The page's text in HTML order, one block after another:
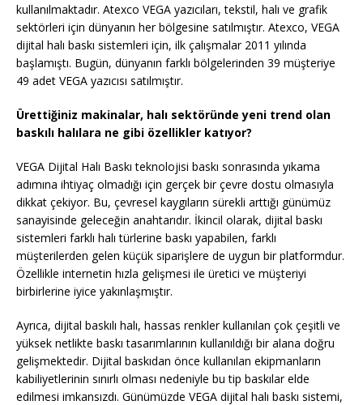
kullanılmaktadır. Atexco VEGA yazıcıları, tekstil, halı ve grafik
sektörleri için dünyanın her bölgesine satılmıştır. Atexco, VEGA
dijital halı baskı sistemleri için, ilk çalışmalar 2011 yılında
başlamıştı. Bugün, dünyanın farklı bölgelerinden 39 müşteriye
49 adet VEGA yazıcısı satılmıştır.
Ürettiğiniz makinalar, halı sektöründe yeni trend olan
baskılı halılara ne gibi özellikler katıyor?
VEGA Dijital Halı Baskı teknolojisi baskı sonrasında yıkama
adımına ihtiyaç olmadığı için gerçek bir çevre dostu olmasıyla
dikkat çekiyor. Bu, çevresel kaygıların sürekli arttığı günümüz
sanayisinde geleceğin anahtarıdır. İkincil olarak, dijital baskı
sistemleri farklı halı türlerine baskı yapabilen, farklı
müşterilerden gelen küçük siparişlere de uygun bir platformdur.
Özellikle internetin hızla gelişmesi ile üretici ve müşteriyi
birbirlerine iyice yakınlaşmıştır.
Ayrıca, dijital baskılı halı, hassas renkler kullanılan çok çeşitli ve
yüksek netlikte baskı tasarımlarının kullanıldığı bir alana doğru
gelişmektedir. Dijital baskıdan önce kullanılan ekipmanların
kabiliyetlerinin sınırlı olması nedeniyle bu tip baskılar elde
edilmesi imkansızdı. Günümüzde VEGA dijital halı baskı sistemi,